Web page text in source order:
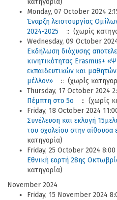
κατηγορία)
Monday, 07 October 2024
Έναρξη λειοτουργίας
2024-2025
:: (χωρίς
Wednesday, 09 October
Εκδήλωση διάχυσης
κινητικότητας Erasmus+
εκπαιδευτικών και
μέλλον»
:: (χωρίς
Thursday, 17 October 2024
Πέμπτη στο 5ο
:: (χωρίς
Friday, 18 October 2024
Συνέλευση και εκλογή
του σχολείου στην
κατηγορία)
Friday, 25 October 2024
Εθνική εορτή 28ης
κατηγορία)
November 2024
Friday, 15 November 2024